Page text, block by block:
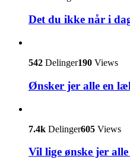
Det du ikke når i
542 Delinger190 Views
Ønsker jer alle en
7.4k Delinger605 Views
Vil lige ønske jer